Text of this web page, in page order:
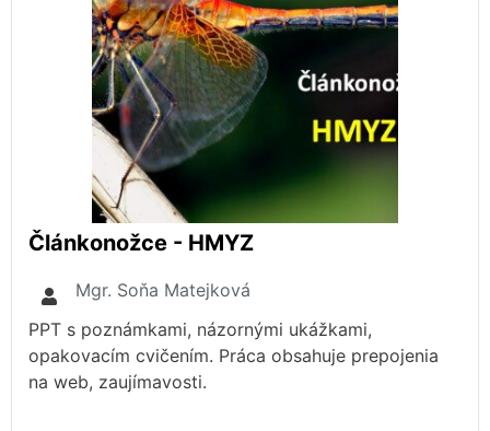
Článkonožce - HMYZ
Mgr. Soňa Matejková
PPT s poznámkami, názornými ukážkami,
opakovacím cvičením. Práca obsahuje prepojenia
na web, zaujímavosti.